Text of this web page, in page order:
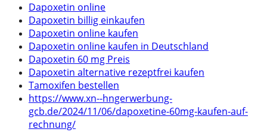
Dapoxetin online
Dapoxetin billig einkaufen
Dapoxetin online kaufen
Dapoxetin online kaufen in Deutschland
Dapoxetin 60 mg Preis
Dapoxetin alternative rezeptfrei kaufen
Tamoxifen bestellen
https://www.xn--hngerwerbung-
gcb.de/2024/11/06/dapoxetine-60mg-kaufen-auf-
rechnung/